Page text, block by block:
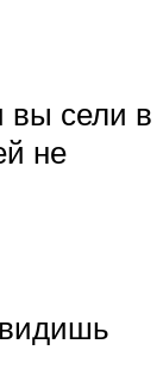
вы сели в
не